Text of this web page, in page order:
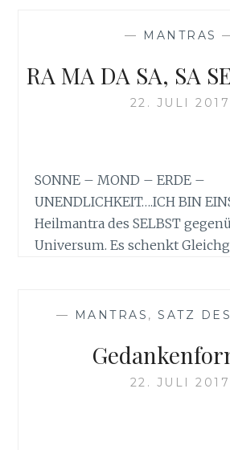
— MANTRAS
RA MA DA SA, SA
22. JULI 2017
SONNE – MOND – ERDE –
UNENDLICHKEIT….ICH BIN
Heilmantra des SELBST
Universum. Es schenkt
— MANTRAS ,SATZ
22. JULI 2017